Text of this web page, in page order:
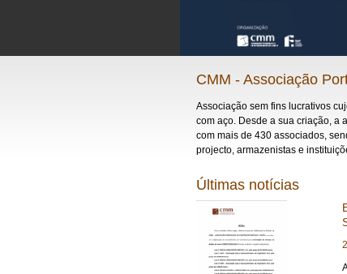
CMM - Associação
Associação sem fins lucrativos
com aço. Desde a sua criação, a
com mais de 430 associados,
projecto, armazenistas e
Últimas notícias